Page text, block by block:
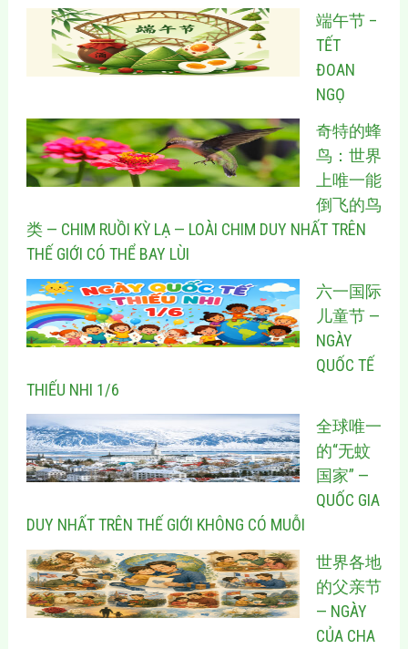
端午节 –
TẾT
ĐOAN
NGỌ
奇特的蜂
鸟：世界
上唯一能
倒飞的鸟
类 — CHIM RUỒI KỲ LẠ — LOÀI CHIM DUY NHẤT TRÊN
THẾ GIỚI CÓ THỂ BAY LÙI
六一国际
儿童节 —
NGÀY
QUỐC TẾ
THIẾU NHI 1/6
全球唯一
的“无蚊
国家” —
QUỐC GIA
DUY NHẤT TRÊN THẾ GIỚI KHÔNG CÓ MUỖI
世界各地
的父亲节
— NGÀY
CỦA CHA